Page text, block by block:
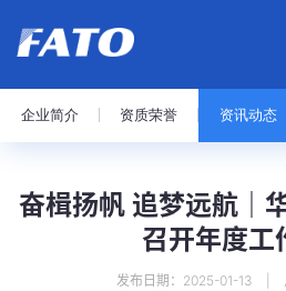
企业简介 资质荣誉 资讯动态
奋楫扬帆 追梦远航｜
召开年度工
发布日期：2025-01-13 |